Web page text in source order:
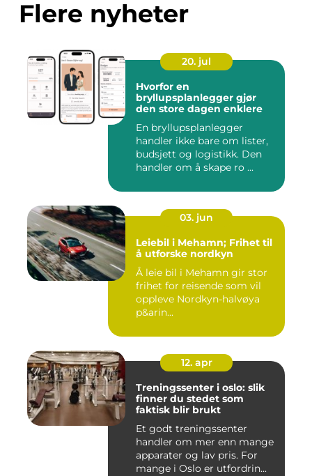
Flere nyheter
20. jul
Hvorfor en
bryllupsplanlegger gjør
den store dagen enklere
En bryllupsplanlegger
handler ikke bare om lister,
budsjett og logistikk. Den
handler om å skape ro ...
03. jun
Leiebil i Mehamn; Frihet til
å utforske nordkyn
Å leie bil i Mehamn gir stor
frihet for reisende som vil
oppleve Nordkyn-halvøya
p&arin...
12. apr
Treningssenter i oslo: slik
finner du stedet som
faktisk blir brukt
Et godt treningssenter
handler om mer enn mange
apparater og lav pris. For
mange i Oslo er utfordrin...